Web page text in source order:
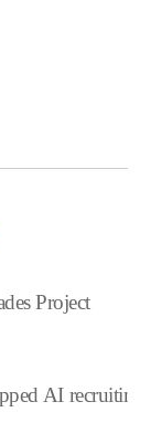
Project
AI recruiting